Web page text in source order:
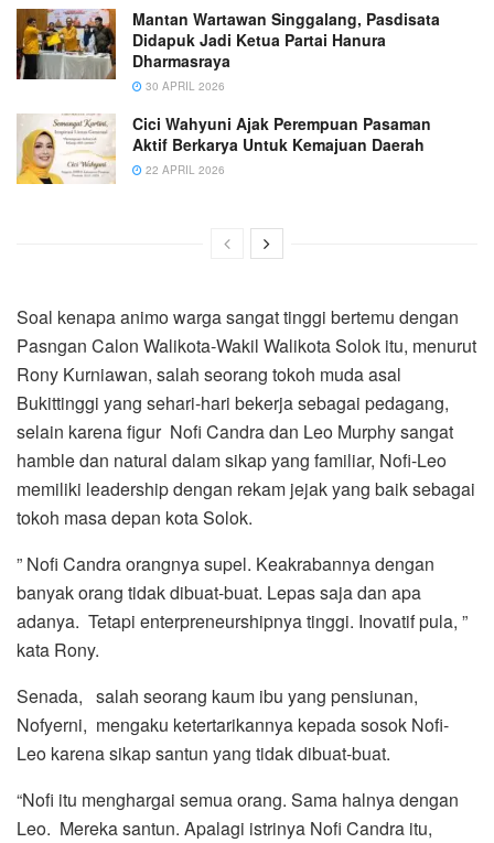
Mantan Wartawan Singgalang, Pasdisata
Didapuk Jadi Ketua Partai Hanura
Dharmasraya
30 APRIL 2026
Cici Wahyuni Ajak Perempuan Pasaman
Aktif Berkarya Untuk Kemajuan Daerah
22 APRIL 2026
Soal kenapa animo warga sangat tinggi bertemu dengan
Pasngan Calon Walikota-Wakil Walikota Solok itu, menurut
Rony Kurniawan, salah seorang tokoh muda asal
Bukittinggi yang sehari-hari bekerja sebagai pedagang,
selain karena figur Nofi Candra dan Leo Murphy sangat
hamble dan natural dalam sikap yang familiar, Nofi-Leo
memiliki leadership dengan rekam jejak yang baik sebagai
tokoh masa depan kota Solok.
” Nofi Candra orangnya supel. Keakrabannya dengan
banyak orang tidak dibuat-buat. Lepas saja dan apa
adanya. Tetapi enterpreneurshipnya tinggi. Inovatif pula, ”
kata Rony.
Senada, salah seorang kaum ibu yang pensiunan,
Nofyerni, mengaku ketertarikannya kepada sosok Nofi-
Leo karena sikap santun yang tidak dibuat-buat.
“Nofi itu menghargai semua orang. Sama halnya dengan
Leo. Mereka santun. Apalagi istrinya Nofi Candra itu,